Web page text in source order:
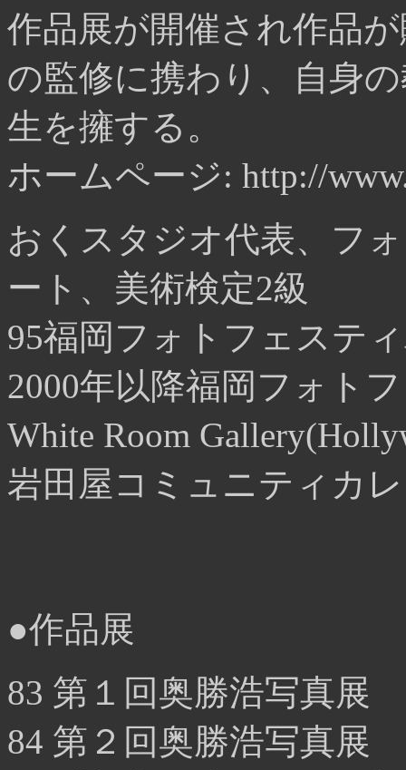
作品展が開催され作品
の監修に携わり、自身
生を擁する。
ホームページ: http://
おくスタジオ代表、フ
ート、美術検定2級
95福岡フォトフェステ
2000年以降福岡フォト
White Room
岩田屋コミュニティカ
●作品展
83 第１回奥勝浩写真展
84 第２回奥勝浩写真展